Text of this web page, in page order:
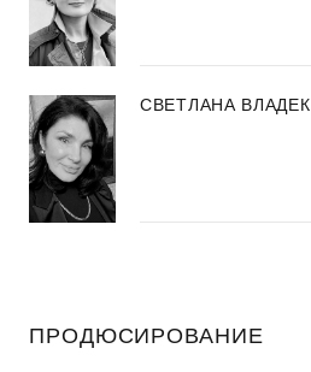
СВЕТЛАНА ВЛАДЕК
ПРОДЮСИРОВАНИЕ